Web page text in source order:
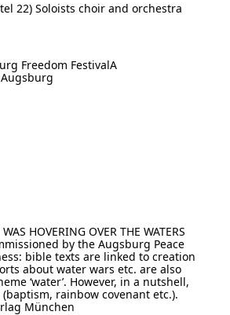
22) Soloists choir and orchestra
Freedom FestivalA
HOVERING OVER THE WATERS
by the Augsburg Peace
bible texts are linked to creation
about water wars etc. are also
‘water’. However, in a nutshell,
rainbow covenant etc.).
München